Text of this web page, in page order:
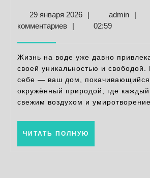
29 января 202629
января
| adminadmin
|
комментариев
| 02:59
Жизнь на воде уже давно
своей уникальностью и свободой.
себе — ваш дом, покачивающийся
окружённый природой, где
свежим воздухом и
ЧИТАТЬ ПОЛНУЮ